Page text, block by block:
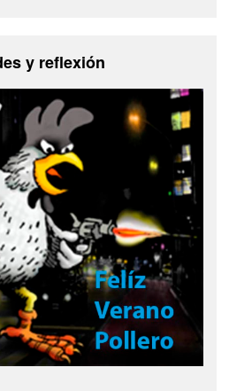
y reflexión